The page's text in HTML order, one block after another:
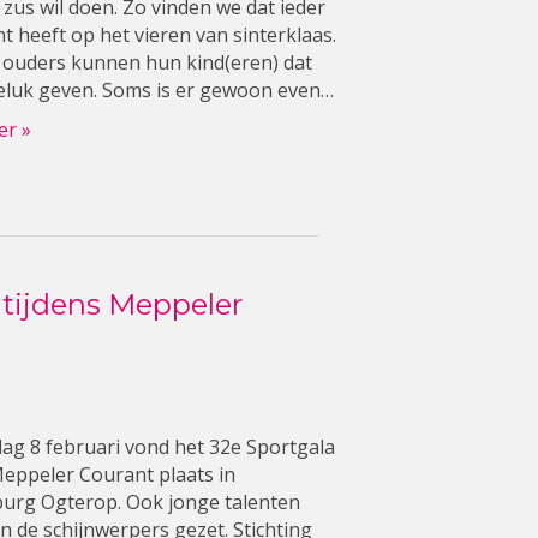
wil doen. Zo vinden we dat ieder
heeft op het vieren van sinterklaas.
kunnen hun kind(eren) dat
geven. Soms is er gewoon even…
»
Meppeler
8 februari vond het 32e Sportgala
Courant plaats in
Ogterop. Ook jonge talenten
de schijnwerpers gezet. Stichting